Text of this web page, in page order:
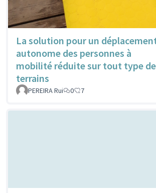
La solution pour un
autonome des personnes à
mobilité réduite sur tout type de
terrains
PEREIRA Rui 0 7